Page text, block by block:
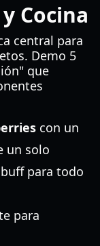
Cocina
central para
Demo 5
que
con un
un solo
para todo
para